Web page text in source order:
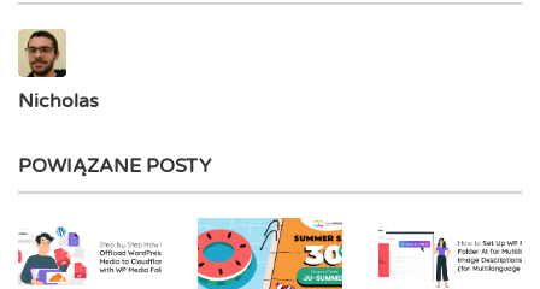
Nicholas
POWIĄZANE POSTY